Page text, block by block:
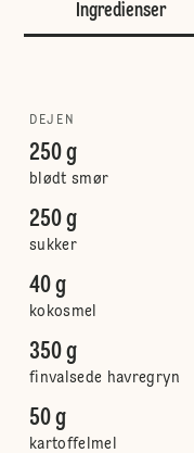
Ingredienser
DEJEN
250 g
blødt smør
250 g
sukker
40 g
kokosmel
350 g
finvalsede havregryn
50 g
kartoffelmel